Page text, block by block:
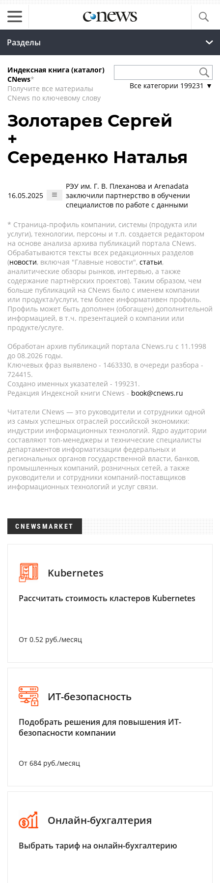
Разделы
Индексная книга (каталог)
CNews*
Получите все материалы
CNews по ключевому слову
Все категории 199231 ▼
Золотарев Сергей
+
Середенко Наталья
16.05.2025
РЭУ им. Г. В. Плеханова и Arenadata
заключили партнерство в обучении
специалистов по работе с данными
* Страница-профиль компании, системы (продукта или
услуги), технологии, персоны и т.п. создается редактором
на основе анализа архива публикаций портала CNews.
Обрабатываются тексты всех редакционных разделов
(новости, включая "Главные новости", статьи,
аналитические обзоры рынков, интервью, а также
содержание партнёрских проектов). Таким образом, чем
больше публикаций на CNews было с именем компании
или продукта/услуги, тем более информативен профиль.
Профиль может быть дополнен (обогащен) дополнительной
информацией, в т.ч. презентацией о компании или
продукте/услуге.
Обработан архив публикаций портала CNews.ru c 11.1998
до 08.2026 годы.
Ключевых фраз выявлено - 1463330, в очереди разбора -
724415.
Создано именных указателей - 199231.
Редакция Индексной книги CNews - book@cnews.ru
Читатели CNews — это руководители и сотрудники одной
из самых успешных отраслей российской экономики:
индустрии информационных технологий. Ядро аудитории
составляют топ-менеджеры и технические специалисты
департаментов информатизации федеральных и
региональных органов государственной власти, банков,
промышленных компаний, розничных сетей, а также
руководители и сотрудники компаний-поставщиков
информационных технологий и услуг связи.
CNEWSMARKET
Kubernetes
Рассчитать стоимость кластеров Kubernetes
От 0.52 руб./месяц
ИТ-безопасность
Подобрать решения для повышения ИТ-
безопасности компании
От 684 руб./месяц
Онлайн-бухгалтерия
Выбрать тариф на онлайн-бухгалтерию